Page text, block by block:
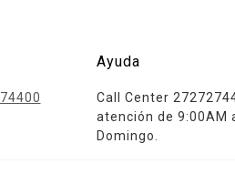
Ayuda
Call Center
atención de 9:00AM
Domingo.